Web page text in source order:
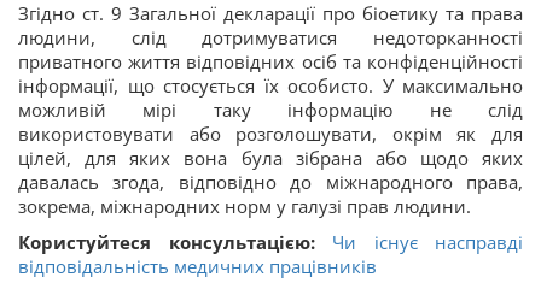
Згідно ст. 9 Загальної декларації про біоетику та права
людини, слід дотримуватися недоторканності
приватного життя відповідних осіб та конфіденційності
інформації, що стосується їх особисто. У максимально
можливій мірі таку інформацію не слід
використовувати або розголошувати, окрім як для
цілей, для яких вона була зібрана або щодо яких
давалась згода, відповідно до міжнародного права,
зокрема, міжнародних норм у галузі прав людини.
Користуйтеся консультацією: Чи існує насправді
відповідальність медичних працівників